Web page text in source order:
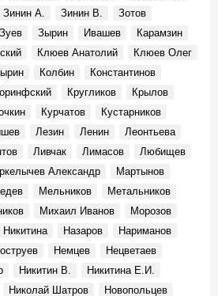
Демочкин, литератор, краевед:
в 1970 году конструктор
бюро Ульяновского
Зинин А. Зинин В.
Зотов
Зуев Зырин Ивашев
Карамзин
Клюев Анатолий
Клюев Олег
Колбин
Константинов
Кругликов
Крылов
Курчатов
Кустарников
Лезин Ленин
Леонтьева
Ливчак Лимасов
Любищев
Александр
Мартынов
Мельников
Метальников
Михаил Иванов
Морозов
Назаров
Нариманов
Немцев
Нецветаев
Никитин В.
Никитина Е.И.
Николай Шатров
Новопольцев